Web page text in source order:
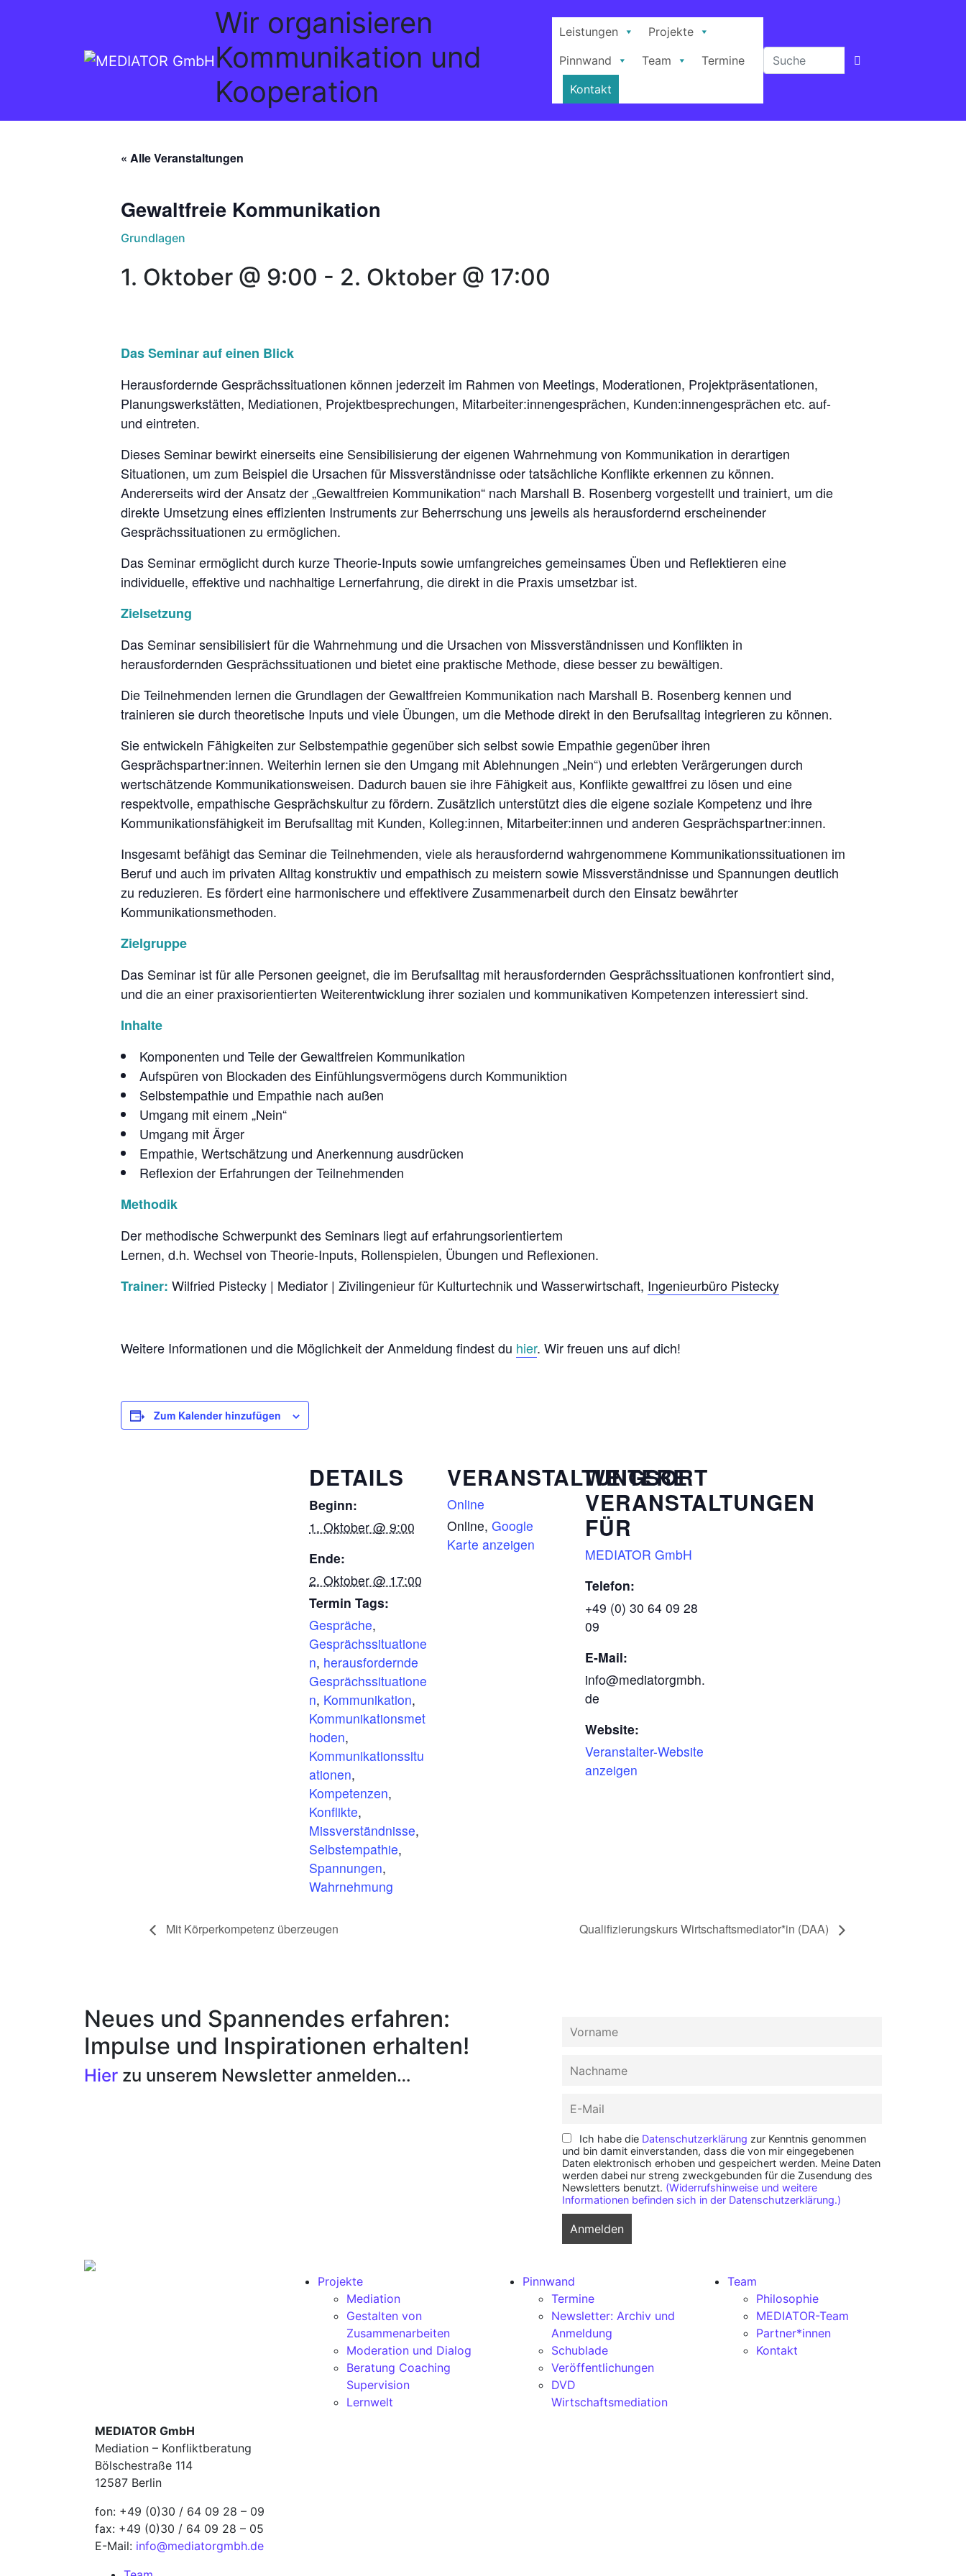
Wir organisieren
Kommunikation und
Kooperation
Leistungen
Projekte
Pinnwand
Team
Termine
Kontakt
« Alle Veranstaltungen
Gewaltfreie Kommunikation
Grundlagen
1. Oktober @ 9:00 - 2. Oktober @ 17:00
Das Seminar auf einen Blick
Herausfordernde Gesprächssituationen können jederzeit im Rahmen von Meetings, Moderationen, Projektpräsentationen,
Planungswerkstätten, Mediationen, Projektbesprechungen, Mitarbeiter:innengesprächen, Kunden:innengesprächen etc. auf-
und eintreten.
Dieses Seminar bewirkt einerseits eine Sensibilisierung der eigenen Wahrnehmung von Kommunikation in derartigen
Situationen, um zum Beispiel die Ursachen für Missverständnisse oder tatsächliche Konflikte erkennen zu können.
Andererseits wird der Ansatz der „Gewaltfreien Kommunikation“ nach Marshall B. Rosenberg vorgestellt und trainiert, um die
direkte Umsetzung eines effizienten Instruments zur Beherrschung uns jeweils als herausfordernd erscheinender
Gesprächssituationen zu ermöglichen.
Das Seminar ermöglicht durch kurze Theorie-Inputs sowie umfangreiches gemeinsames Üben und Reflektieren eine
individuelle, effektive und nachhaltige Lernerfahrung, die direkt in die Praxis umsetzbar ist.
Zielsetzung
Das Seminar sensibilisiert für die Wahrnehmung und die Ursachen von Missverständnissen und Konflikten in
herausfordernden Gesprächssituationen und bietet eine praktische Methode, diese besser zu bewältigen.
Die Teilnehmenden lernen die Grundlagen der Gewaltfreien Kommunikation nach Marshall B. Rosenberg kennen und
trainieren sie durch theoretische Inputs und viele Übungen, um die Methode direkt in den Berufsalltag integrieren zu können.
Sie entwickeln Fähigkeiten zur Selbstempathie gegenüber sich selbst sowie Empathie gegenüber ihren
Gesprächspartner:innen. Weiterhin lernen sie den Umgang mit Ablehnungen „Nein“) und erlebten Verärgerungen durch
wertschätzende Kommunikationsweisen. Dadurch bauen sie ihre Fähigkeit aus, Konflikte gewaltfrei zu lösen und eine
respektvolle, empathische Gesprächskultur zu fördern. Zusätzlich unterstützt dies die eigene soziale Kompetenz und ihre
Kommunikationsfähigkeit im Berufsalltag mit Kunden, Kolleg:innen, Mitarbeiter:innen und anderen Gesprächspartner:innen.
Insgesamt befähigt das Seminar die Teilnehmenden, viele als herausfordernd wahrgenommene Kommunikationssituationen im
Beruf und auch im privaten Alltag konstruktiv und empathisch zu meistern sowie Missverständnisse und Spannungen deutlich
zu reduzieren. Es fördert eine harmonischere und effektivere Zusammenarbeit durch den Einsatz bewährter
Kommunikationsmethoden.
Zielgruppe
Das Seminar ist für alle Personen geeignet, die im Berufsalltag mit herausfordernden Gesprächssituationen konfrontiert sind,
und die an einer praxisorientierten Weiterentwicklung ihrer sozialen und kommunikativen Kompetenzen interessiert sind.
Inhalte
Komponenten und Teile der Gewaltfreien Kommunikation
Aufspüren von Blockaden des Einfühlungsvermögens durch Kommuniktion
Selbstempathie und Empathie nach außen
Umgang mit einem „Nein“
Umgang mit Ärger
Empathie, Wertschätzung und Anerkennung ausdrücken
Reflexion der Erfahrungen der Teilnehmenden
Methodik
Der methodische Schwerpunkt des Seminars liegt auf erfahrungsorientiertem
Lernen, d.h. Wechsel von Theorie-Inputs, Rollenspielen, Übungen und Reflexionen.
Trainer: Wilfried Pistecky | Mediator | Zivilingenieur für Kulturtechnik und Wasserwirtschaft, Ingenieurbüro Pistecky
Weitere Informationen und die Möglichkeit der Anmeldung findest du hier. Wir freuen uns auf dich!
Zum Kalender hinzufügen
DETAILS
Beginn:
1. Oktober @ 9:00
Ende:
2. Oktober @ 17:00
Termin Tags:
Gespräche,
Gesprächssituatione
n, herausfordernde
Gesprächssituatione
n, Kommunikation,
Kommunikationsmet
hoden,
Kommunikationssitu
ationen,
Kompetenzen,
Konflikte,
Missverständnisse,
Selbstempathie,
Spannungen,
Wahrnehmung
VERANSTALTUNGSORT
Online
Online, Google
Karte anzeigen
WEITERE
VERANSTALTUNGEN
FÜR
MEDIATOR GmbH
Telefon:
+49 (0) 30 64 09 28
09
E-Mail:
info@mediatorgmbh.
de
Website:
Veranstalter-Website
anzeigen
Mit Körperkompetenz überzeugen Qualifizierungskurs Wirtschaftsmediator*in (DAA)
Neues und Spannendes erfahren:
Impulse und Inspirationen erhalten!
Hier zu unserem Newsletter anmelden…
Ich habe die Datenschutzerklärung zur Kenntnis genommen
und bin damit einverstanden, dass die von mir eingegebenen
Daten elektronisch erhoben und gespeichert werden. Meine Daten
werden dabei nur streng zweckgebunden für die Zusendung des
Newsletters benutzt. (Widerrufshinweise und weitere
Informationen befinden sich in der Datenschutzerklärung.)
Projekte
Mediation
Gestalten von
Zusammenarbeiten
Moderation und Dialog
Beratung Coaching
Supervision
Lernwelt
Pinnwand
Termine
Newsletter: Archiv und
Anmeldung
Schublade
Veröffentlichungen
DVD
Wirtschaftsmediation
Team
Philosophie
MEDIATOR-Team
Partner*innen
Kontakt
MEDIATOR GmbH
Mediation – Konfliktberatung
Bölschestraße 114
12587 Berlin
fon: +49 (0)30 / 64 09 28 – 09
fax: +49 (0)30 / 64 09 28 – 05
E-Mail: info@mediatorgmbh.de